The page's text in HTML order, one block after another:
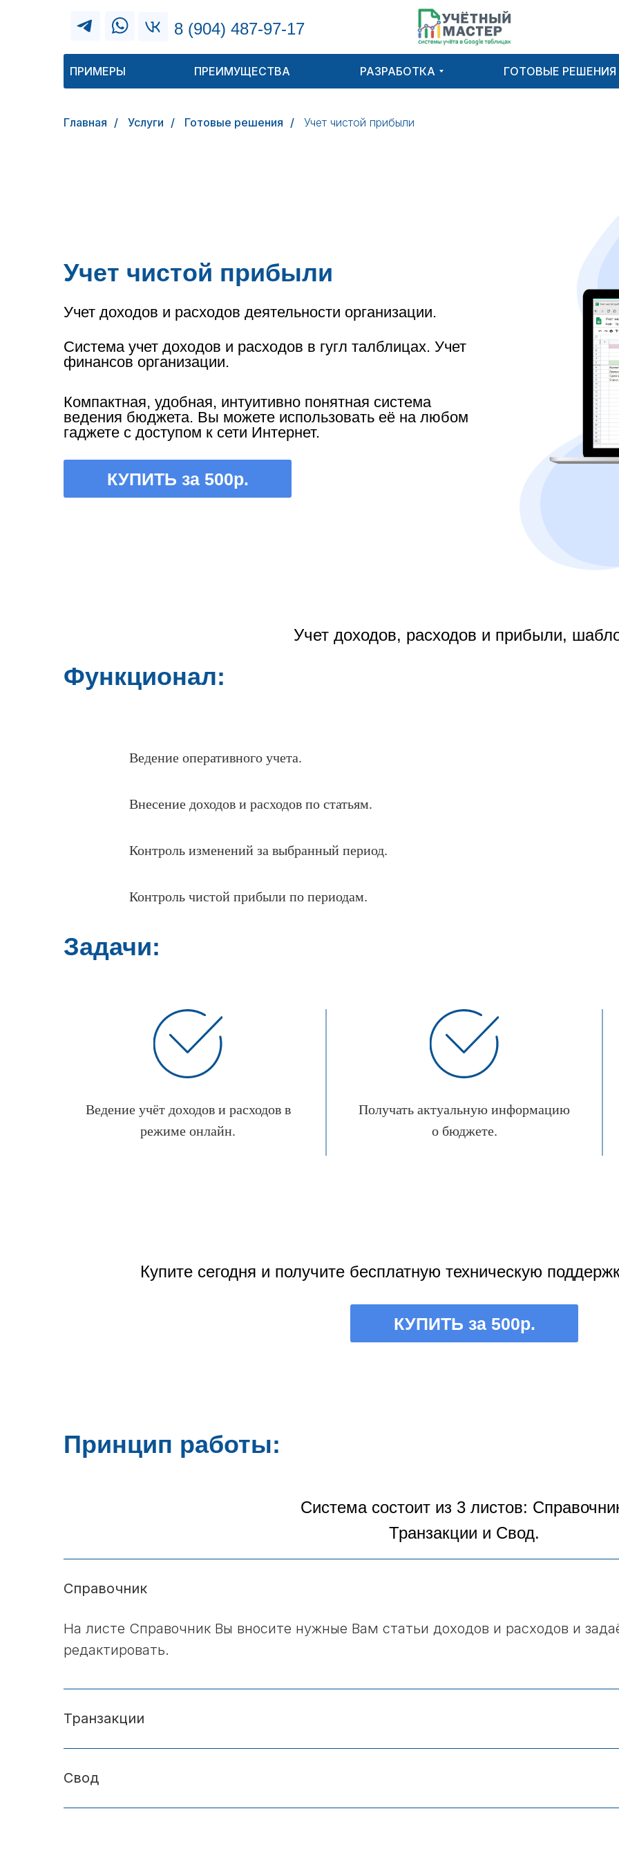
ГОТОВЫЕ РЕШЕНИЯ
РАЗРАБОТКА
ПРЕИМУЩЕСТВА
ПРИМЕРЫ
8 (904) 487-97-17
Главная / Услуги / Готовые решения / Учет чистой прибыли
Учет чистой прибыли
Компактная, удобная, интуитивно понятная система
ведения бюджета. Вы можете использовать её на любом
гаджете с доступом к сети Интернет.
КУПИТЬ за 500р.
Учет доходов и расходов деятельности организации.
Система учет доходов и расходов в гугл талблицах. Учет
финансов организации.
Учет доходов, расходов и чистой прибыли – готовый шаблон
Учет доходов, расходов и прибыли,
Функционал:
Ведение оперативного учета.
Внесение доходов и расходов по статьям.
Контроль изменений за выбранный период.
Контроль чистой прибыли по периодам.
Задачи:
Ведение учёт доходов и расходов в
режиме онлайн.
Получать актуальную информацию
о бюджете.
Купите сегодня и получите бесплатную техническую
КУПИТЬ за 500р.
Принцип работы:
Система состоит из 3 листов:
Транзакции и Свод.
Справочник
На листе Справочник Вы вносите нужные Вам статьи доходов и расходов и
редактировать.
Транзакции
Свод